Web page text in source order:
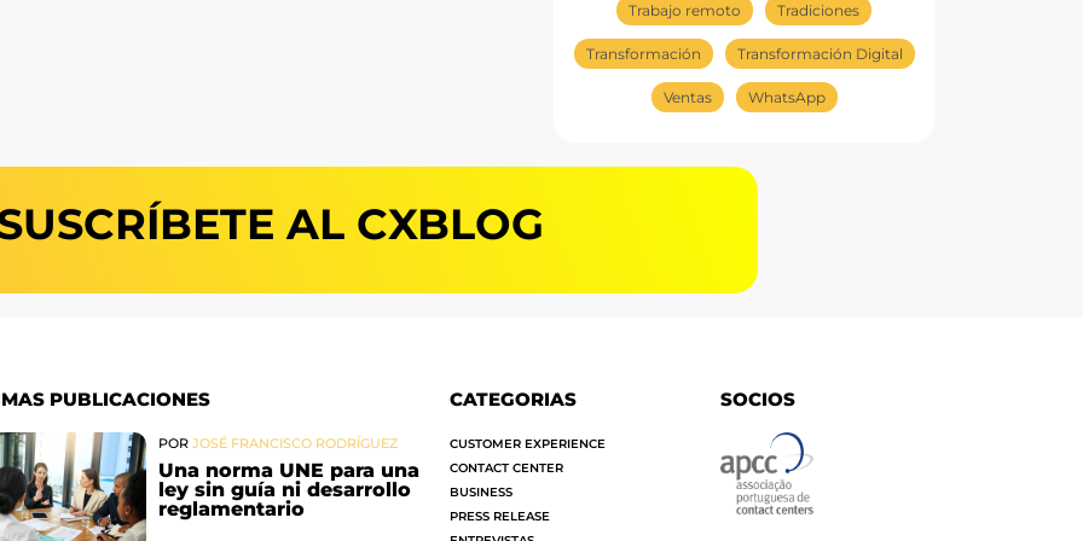
Trabajo remoto Tradiciones
Transformación Transformación Digital
Ventas WhatsApp
AL CXBLOG
PUBLICACIONES
PORJOSÉ FRANCISCO RODRÍGUEZ
Una norma UNE para una
ley sin guía ni desarrollo
reglamentario
CATEGORIAS
CUSTOMER EXPERIENCE
CONTACT CENTER
BUSINESS
PRESS RELEASE
SOCIOS